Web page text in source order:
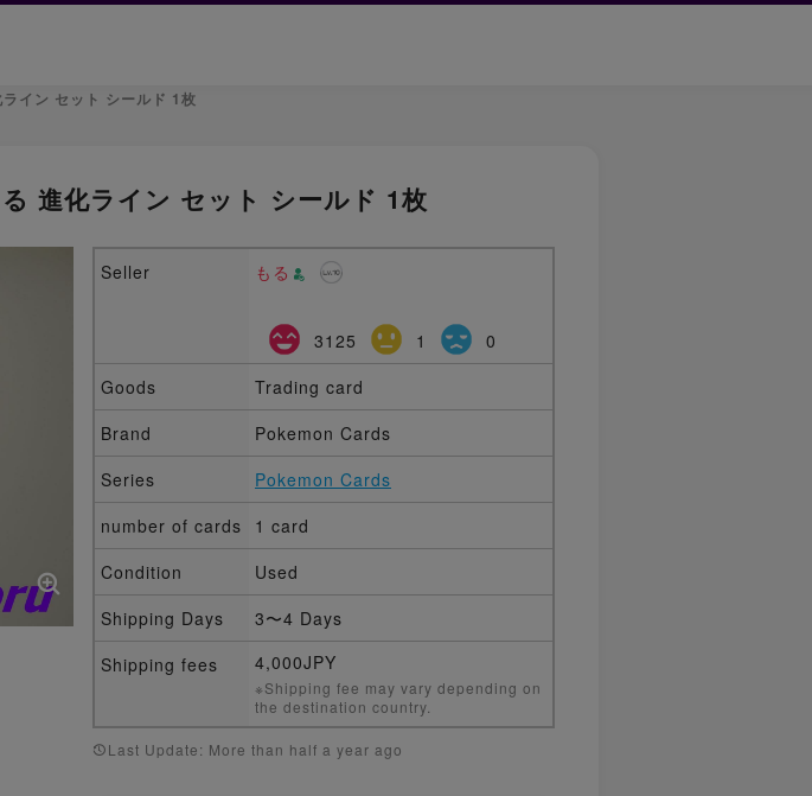
イン セット シールド 1枚
進化ライン セット シールド 1枚
Seller もる
3125 1
0
Goods
Trading card
Brand
Pokemon Cards
Series
Pokemon Cards
number of cards
1 card
Condition
Used
Shipping Days
3〜4 Days
Shipping fees
4,000JPY
※Shipping fee may vary depending on
the destination country.
Last Update: More than half a year ago